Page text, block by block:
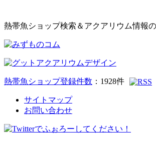
熱帯魚ショップ検索＆アクアリウム情報
熱帯魚ショップ登録件数 ： 1928件
サイトマップ
お問い合わせ